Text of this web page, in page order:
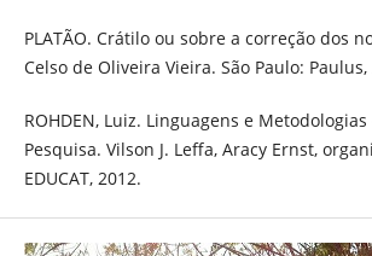
PLATÃO. Crátilo ou sobre a correção dos
Celso de Oliveira Vieira. São Paulo: Paulus,
ROHDEN, Luiz. Linguagens e
Pesquisa. Vilson J. Leffa, Aracy Ernst,
EDUCAT, 2012.